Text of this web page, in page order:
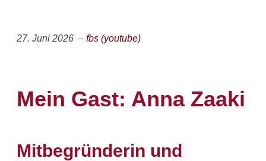
27. Juni 2026 – fbs (youtube)
Mein Gast: Anna Zaaki
Mitbegründerin und